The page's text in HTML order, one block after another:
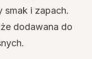
smak i zapach.
dodawana do